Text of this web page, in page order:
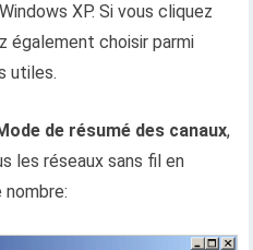
XP. Si vous cliquez
également choisir parmi
utiles.
de résumé des canaux,
les réseaux sans fil en
nombre: